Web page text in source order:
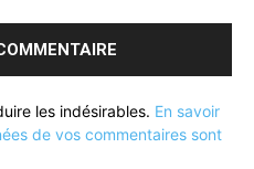
les indésirables. En savoir
de vos commentaires sont